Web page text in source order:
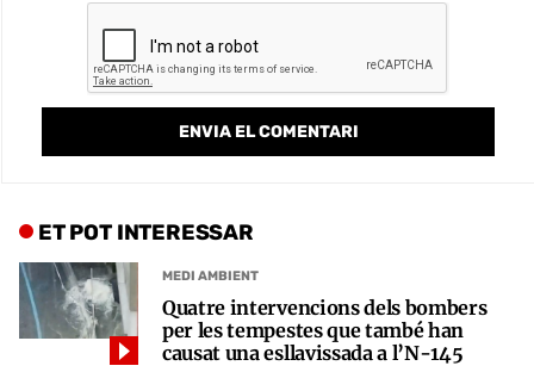
ET POT INTERESSAR
MEDI AMBIENT
Quatre intervencions dels bombers
per les tempestes que també han
causat una esllavissada a l’N-145